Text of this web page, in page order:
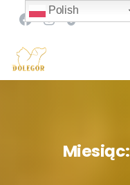
Miesiąc:
Polish